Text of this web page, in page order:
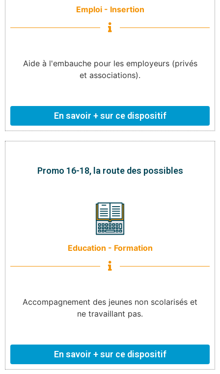
Emploi - Insertion
Aide à l'embauche pour les employeurs (privés
et associations).
En savoir + sur ce dispositif
Promo 16-18, la route des possibles
Education - Formation
Accompagnement des jeunes non scolarisés et
ne travaillant pas.
En savoir + sur ce dispositif